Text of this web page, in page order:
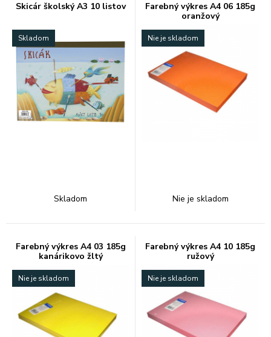
Skicár školský A3 10 listov
Skladom
Skladom
Farebný výkres A4 06 185g
oranžový
Nie je skladom
Nie je skladom
Farebný výkres A4 03 185g
kanárikovo žltý
Nie je skladom
Farebný výkres A4 10 185g
ružový
Nie je skladom